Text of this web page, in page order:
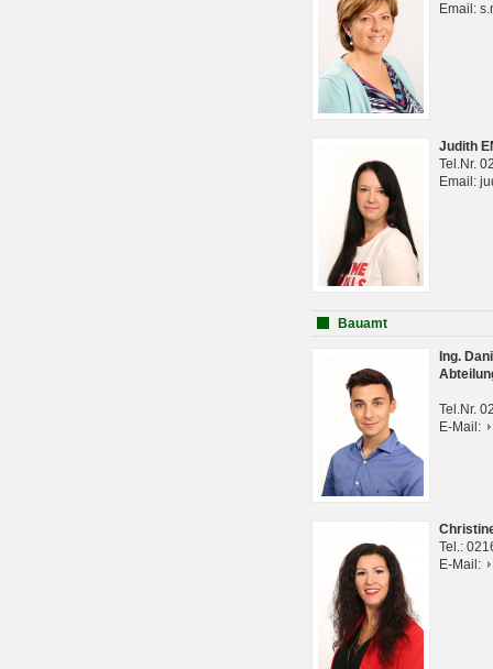
Email:
Judith
Tel.Nr.
Email:
Bauamt
Ing.
Tel.Nr.
E-Mail:
Tel.:
E-Mail: